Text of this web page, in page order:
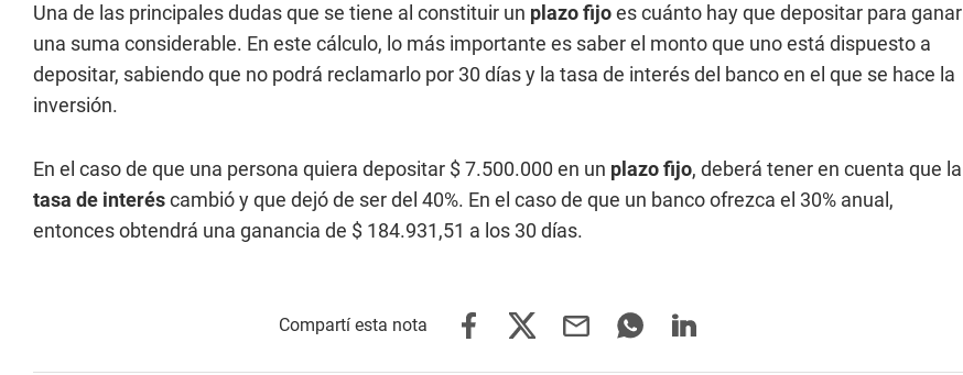
Una de las principales dudas que se tiene al constituir un plazo fijoes cuánto hay que depositar para ganar
una suma considerable. En este cálculo, lo más importante es saber el monto que uno está dispuesto a
depositar, sabiendo que no podrá reclamarlo por 30 días y la tasa de interés del banco en el que se hace la
inversión.
En el caso de que una persona quiera depositar $ 7.500.000 en un plazo fijo, deberá tener en cuenta que la
tasa de interéscambió y que dejó de ser del 40%. En el caso de que un banco ofrezca el 30% anual,
entonces obtendrá una ganancia de $ 184.931,51 a los 30 días.